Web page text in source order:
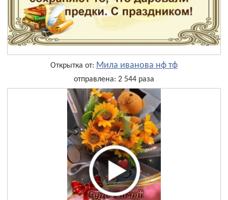
Открытка от: Мила иванова нф тф
отправлена: 2 544 раза